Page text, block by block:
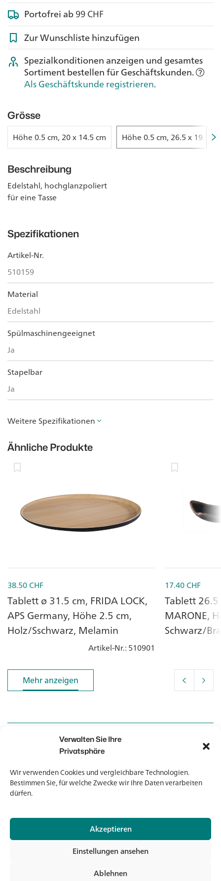
Verwalten Sie Ihre
Privatsphäre
Wir verwenden Cookies und vergleichbare Technologien.
Bestimmen Sie, für welche Zwecke wir Ihre Daten verarbeiten
dürfen.
Akzeptieren
Ablehnen
Einstellungen ansehen
Portofrei ab99 CHF
Zur Wunschliste hinzufügen
Spezialkonditionen anzeigen und gesamtes
Sortiment bestellen für Geschäftskunden.
Als Geschäftskunde registrieren.
Grösse
Höhe 0.5 cm, 20 x 14.5 cm Höhe 0.5 cm, 26.5 x 19.5 cm
Beschreibung
Edelstahl, hochglanzpoliert
für eine Tasse
Spezifikationen
Artikel-Nr.
510159
Material
Edelstahl
Spülmaschinengeeignet
Ja
Stapelbar
Ja
Weitere Spezifikationen
Ähnliche Produkte
38.50CHF
Tablett ø 31.5 cm, FRIDA LOCK,
APS Germany, Höhe 2.5 cm,
Holz/Sschwarz, Melamin
Artikel-Nr.: 510901
17.40CHF
Tablett
MARONE,
Schwarz/
Mehr anzeigen
Mehr anzeigen
Kontakt
Kontakt
Newsletter
Newsletter
© 2026 Banholzer AG
Impressum
Datenschutz